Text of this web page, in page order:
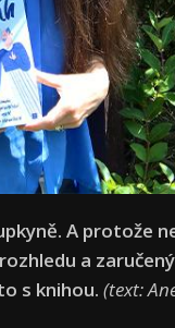
A protože
a
s knihou. (text: